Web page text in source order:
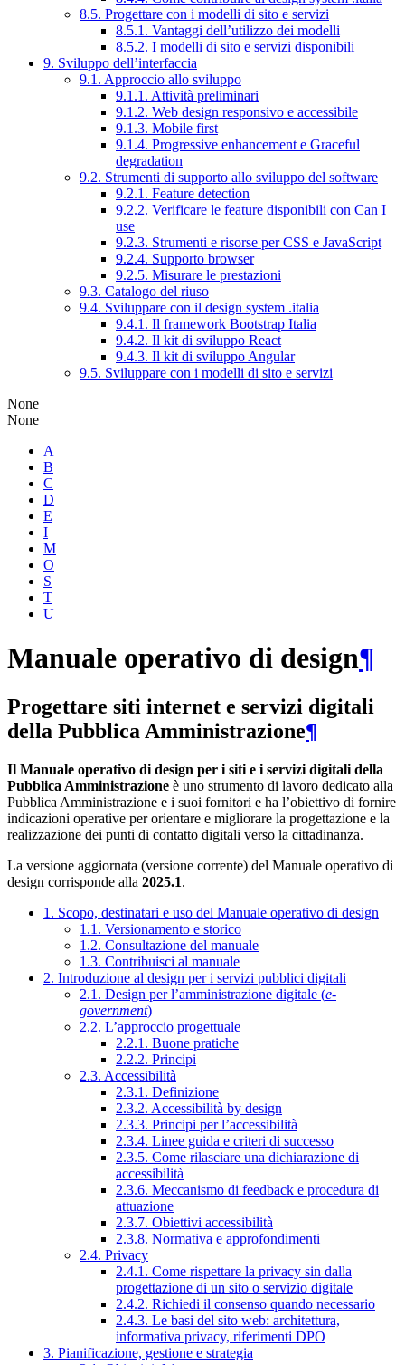
8.5. Progettare con i modelli di sito e servizi
8.5.1. Vantaggi dell’utilizzo dei modelli
8.5.2. I modelli di sito e servizi disponibili
9. Sviluppo dell’interfaccia
9.1. Approccio allo sviluppo
9.1.1. Attività preliminari
9.1.2. Web design responsivo e accessibile
9.1.3. Mobile first
9.1.4. Progressive enhancement e Graceful
degradation
9.2. Strumenti di supporto allo sviluppo del software
9.2.1. Feature detection
9.2.2. Verificare le feature disponibili con Can I
use
9.2.3. Strumenti e risorse per CSS e JavaScript
9.2.4. Supporto browser
9.2.5. Misurare le prestazioni
9.3. Catalogo del riuso
9.4. Sviluppare con il design system .italia
9.4.1. Il framework Bootstrap Italia
9.4.2. Il kit di sviluppo React
9.4.3. Il kit di sviluppo Angular
9.5. Sviluppare con i modelli di sito e servizi
None
None
A
B
C
D
E
I
M
O
S
T
U
Manuale operativo di design¶
Progettare siti internet e servizi digitali
della Pubblica Amministrazione¶
Il Manuale operativo di design per i siti e i servizi digitali della
Pubblica Amministrazione è uno strumento di lavoro dedicato alla
Pubblica Amministrazione e i suoi fornitori e ha l’obiettivo di fornire
indicazioni operative per orientare e migliorare la progettazione e la
realizzazione dei punti di contatto digitali verso la cittadinanza.
La versione aggiornata (versione corrente) del Manuale operativo di
design corrisponde alla 2025.1.
1. Scopo, destinatari e uso del Manuale operativo di design
1.1. Versionamento e storico
1.2. Consultazione del manuale
1.3. Contribuisci al manuale
2. Introduzione al design per i servizi pubblici digitali
2.1. Design per l’amministrazione digitale (e-
government)
2.2. L’approccio progettuale
2.2.1. Buone pratiche
2.2.2. Principi
2.3. Accessibilità
2.3.1. Definizione
2.3.2. Accessibilità by design
2.3.3. Principi per l’accessibilità
2.3.4. Linee guida e criteri di successo
2.3.5. Come rilasciare una dichiarazione di
accessibilità
2.3.6. Meccanismo di feedback e procedura di
attuazione
2.3.7. Obiettivi accessibilità
2.3.8. Normativa e approfondimenti
2.4. Privacy
2.4.1. Come rispettare la privacy sin dalla
progettazione di un sito o servizio digitale
2.4.2. Richiedi il consenso quando necessario
2.4.3. Le basi del sito web: architettura,
informativa privacy, riferimenti DPO
3. Pianificazione, gestione e strategia